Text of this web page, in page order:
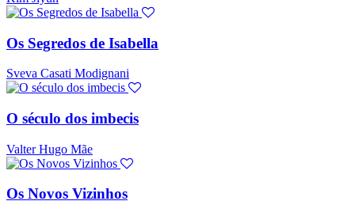
Os Segredos de Isabella
Sveva Casati Modignani
O século dos imbecis
Valter Hugo Mãe
Os Novos Vizinhos